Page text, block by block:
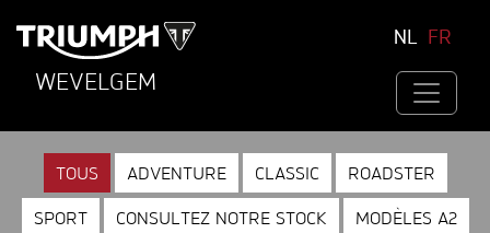
NL FR
WEVELGEM
TOUS ADVENTURE CLASSIC ROADSTER
SPORT CONSULTEZ NOTRE STOCK MODÈLES A2